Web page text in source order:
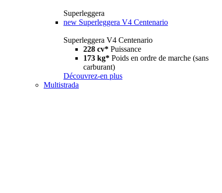
Superleggera
new Superleggera V4 Centenario
Superleggera V4 Centenario
228 cv* Puissance
173 kg* Poids en ordre de marche (sans
carburant)
Découvrez-en plus
Multistrada